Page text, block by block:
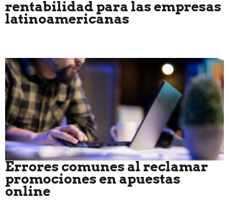
rentabilidad para las empresas
latinoamericanas
Errores comunes al reclamar
promociones en apuestas
online